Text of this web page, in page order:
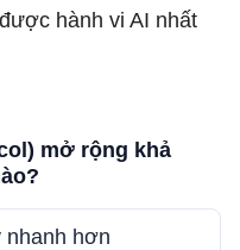
hành vi AI nhất
mở rộng khả
nhanh hơn